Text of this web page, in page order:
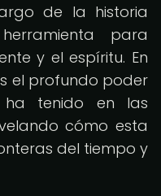
de la historia
para
y el espíritu. En
el profundo poder
tenido en las
cómo esta
del tiempo y